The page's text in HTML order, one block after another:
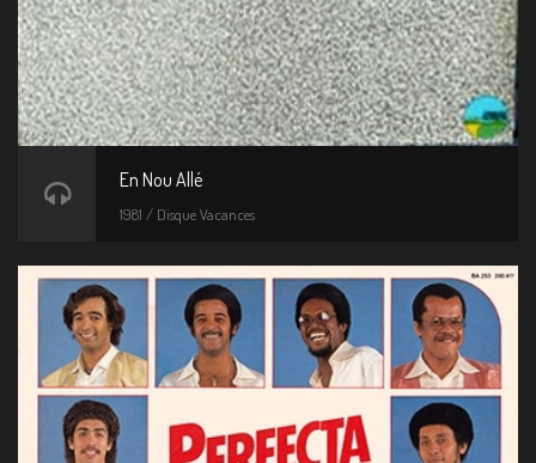
En Nou Allé
1981 / Disque Vacances